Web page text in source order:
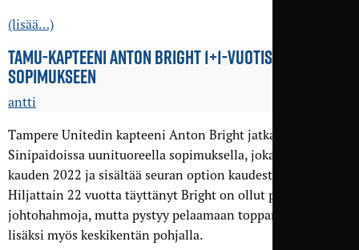
(lisää…)
TAMU-KAPTEENI ANTON BRIGHT 1+1-VUOTISEEN JATKO­
SOPIMUKSEEN
antti
Tampere Unitedin kapteeni Anton Bright jatkaa
Sinipaidoissa uunituoreella sopimuksella, joka kattaa
kauden 2022 ja sisältää seuran option kaudesta 2023.
Hiljattain 22 vuotta täyttänyt Bright on ollut puolustuksen
johtohahmoja, mutta pystyy pelaamaan topparin paikan
lisäksi myös keskikentän pohjalla.